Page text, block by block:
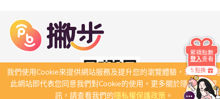
我們使用Cookie來提供網站服務及提升您的瀏覽體驗，若繼續瀏
此網站即代表您同意我們對Cookie的使用。更多關於隱私保護資
訊，請查看我們的隱私權保護政策。
5 點換
累積點數
登入查看